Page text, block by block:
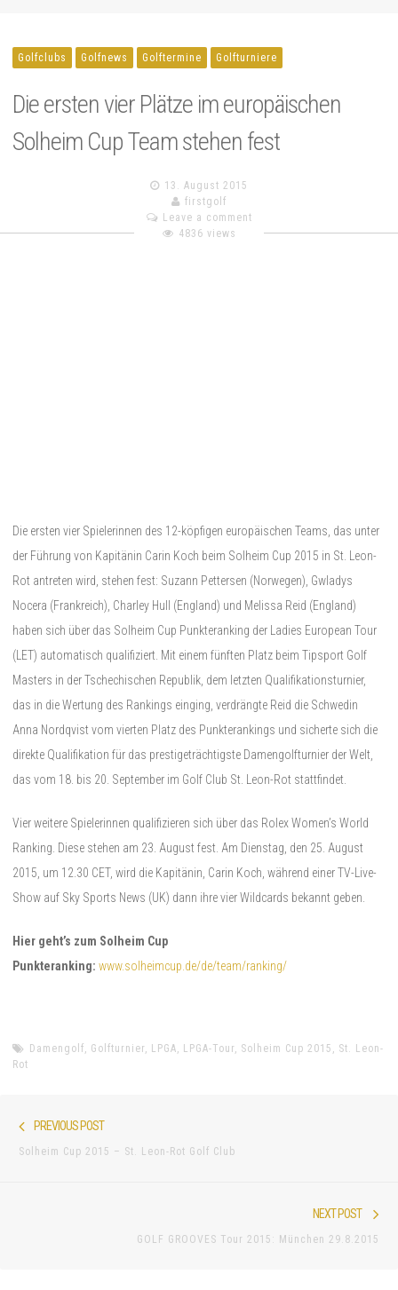
Golfclubs Golfnews Golftermine Golfturniere
Die ersten vier Plätze im europäischen
Solheim Cup Team stehen fest
13. August 2015
firstgolf
Leave a comment
4836 views
Die ersten vier Spielerinnen des 12-köpfigen europäischen Teams, das unter
der Führung von Kapitänin Carin Koch beim Solheim Cup 2015 in St. Leon-
Rot antreten wird, stehen fest: Suzann Pettersen (Norwegen), Gwladys
Nocera (Frankreich), Charley Hull (England) und Melissa Reid (England)
haben sich über das Solheim Cup Punkteranking der Ladies European Tour
(LET) automatisch qualifiziert. Mit einem fünften Platz beim Tipsport Golf
Masters in der Tschechischen Republik, dem letzten Qualifikationsturnier,
das in die Wertung des Rankings einging, verdrängte Reid die Schwedin
Anna Nordqvist vom vierten Platz des Punkterankings und sicherte sich die
direkte Qualifikation für das prestigeträchtigste Damengolfturnier der Welt,
das vom 18. bis 20. September im Golf Club St. Leon-Rot stattfindet.
Vier weitere Spielerinnen qualifizieren sich über das Rolex Women’s World
Ranking. Diese stehen am 23. August fest. Am Dienstag, den 25. August
2015, um 12.30 CET, wird die Kapitänin, Carin Koch, während einer TV-Live-
Show auf Sky Sports News (UK) dann ihre vier Wildcards bekannt geben.
Hier geht’s zum Solheim Cup
Punkteranking: www.solheimcup.de/de/team/ranking/
Damengolf Golfturnier LPGA LPGA-Tour Solheim Cup 2015
St. Leon-
Rot
PREVIOUS POST
Solheim Cup 2015 – St. Leon-Rot Golf Club
NEXT POST
GOLF GROOVES Tour 2015: München 29.8.2015